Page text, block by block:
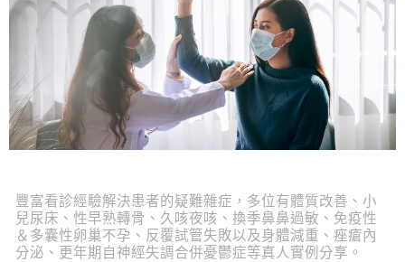
豐富看診經驗解決患者的疑難雜症，多位有體質改善、⼩
兒尿床、性早熟轉骨、久咳夜咳、換季⿐鼻過敏、免疫性
＆多囊性卵巢不孕、反覆試管失敗以及⾝體減重、痤瘡內
分泌、更年期⾃神經失調合併憂鬱症等真⼈實例分享。